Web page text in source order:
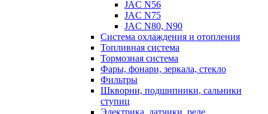
JAC N56
JAC N75
JAC N80, N90
Система охлаждения и отопления
Топливная система
Тормозная система
Фары, фонари, зеркала, стекло
Фильтры
Шкворни, подшипники, сальники
ступиц
Электрика, датчики, реле